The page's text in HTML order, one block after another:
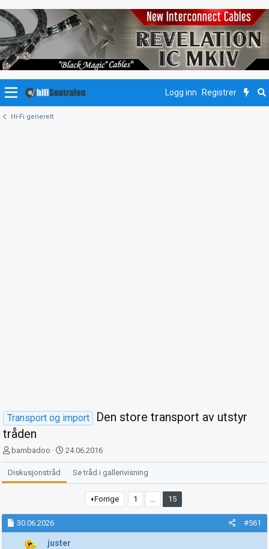
Logg inn Registrer
Hi-Fi generelt
Transport og import
Den store transport av utstyr
tråden
T
r
å
d
a
r
bambadoo
S
t
r
a
24.06.2016
Diskusjonstråd Se tråd i gallerivisning
Forrige 1 … 15
30.06.2026 #561
juster